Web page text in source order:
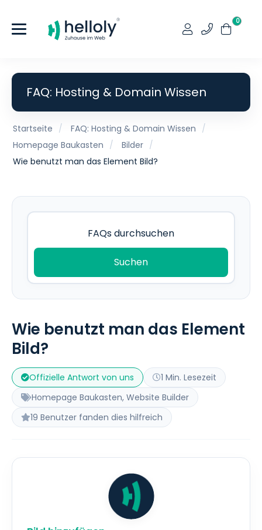
0
FAQ: Hosting & Domain Wissen
Startseite
FAQ: Hosting & Domain Wissen
Homepage Baukasten
Bilder
Wie benutzt man das Element Bild?
Suchen
Wie benutzt man das Element
Bild?
Offizielle Antwort von uns
1 Min. Lesezeit
Homepage Baukasten, Website Builder
19 Benutzer fanden dies hilfreich